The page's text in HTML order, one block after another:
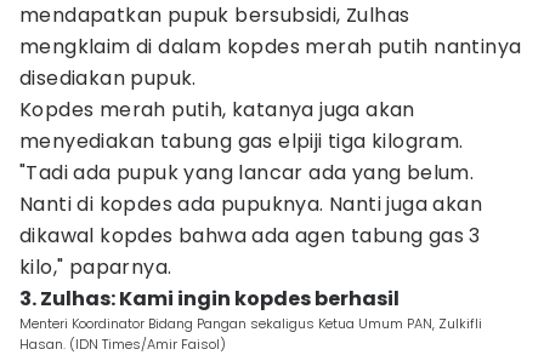
mendapatkan pupuk bersubsidi, Zulhas
mengklaim di dalam kopdes merah putih nantinya
disediakan pupuk.
Kopdes merah putih, katanya juga akan
menyediakan tabung gas elpiji tiga kilogram.
"Tadi ada pupuk yang lancar ada yang belum.
Nanti di kopdes ada pupuknya. Nanti juga akan
dikawal kopdes bahwa ada agen tabung gas 3
kilo," paparnya.
3. Zulhas: Kami ingin kopdes berhasil
Menteri Koordinator Bidang Pangan sekaligus Ketua Umum PAN, Zulkifli
Hasan. (IDN Times/Amir Faisol)